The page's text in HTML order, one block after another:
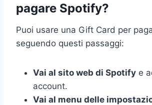
pagare Spotify?
Puoi usare una Gift Card per
seguendo questi passaggi:
Vai al sito web di Spotify e
account.
Vai al menu delle